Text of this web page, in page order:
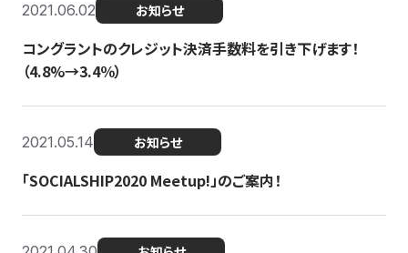
2021.06.02 お知らせ
コングラントのクレジット決済手数料を引き下げます！
（4.8%→3.4％）
2021.05.14 お知らせ
「SOCIALSHIP2020 Meetup!」のご案内！